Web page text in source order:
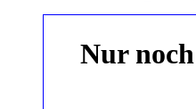
Nur noch